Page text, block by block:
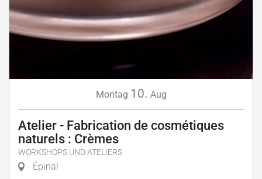
Montag 10. Aug
Atelier - Fabrication de cosmétiques
naturels : Crèmes
WORKSHOPS UND ATELIERS
Épinal